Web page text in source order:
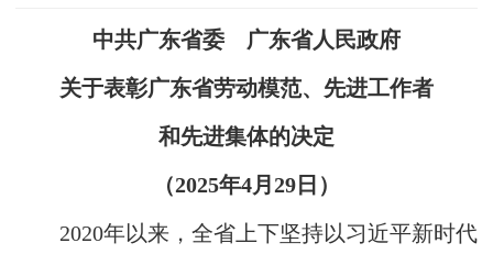
中共广东省委 广东省人民政府
关于表彰广东省劳动模范、先进工作者
和先进集体的决定
（2025年4月29日）
2020年以来，全省上下坚持以习近平新时代